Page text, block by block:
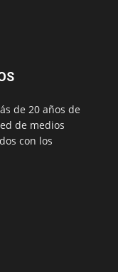
de 20 años de
de medios
con los